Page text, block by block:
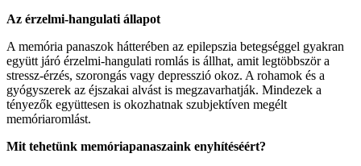
Az érzelmi-hangulati állapot
A memória panaszok hátterében az epilepszia betegséggel gyakran
együtt járó érzelmi-hangulati romlás is állhat, amit legtöbbször a
stressz-érzés, szorongás vagy depresszió okoz. A rohamok és a
gyógyszerek az éjszakai alvást is megzavarhatják. Mindezek a
tényezők együttesen is okozhatnak szubjektíven megélt
memóriaromlást.
Mit tehetünk memóriapanaszaink enyhítéséért?